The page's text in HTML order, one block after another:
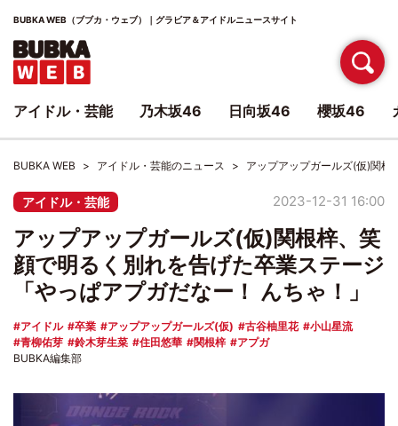
BUBKA WEB（ブブカ・ウェブ）｜グラビア＆アイドルニュースサイト
BUBKA WEB アイドル・芸能のニュース アップアップガールズ(仮)関根
アイドル・芸能 2023-12-31 16:00
アップアップガールズ(仮)関根梓、笑
顔で明るく別れを告げた卒業ステージ
「やっぱアプガだなー！ んちゃ！」
アイドル 卒業 アップアップガールズ(仮) 古谷柚里花
小山星流
青柳佑芽
鈴木芽生菜 住田悠華 関根梓
アプガ
BUBKA編集部
アイドル・芸能 乃木坂46 日向坂46 櫻坂46